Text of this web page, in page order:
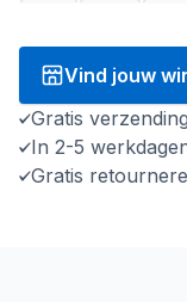
Vind jouw
Gratis
In 2-5
Gratis